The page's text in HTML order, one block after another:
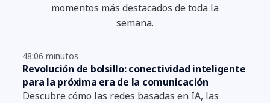
momentos más destacados de toda la
semana.
48:06 minutos
Revolución de bolsillo: conectividad inteligente
para la próxima era de la comunicación
Descubre cómo las redes basadas en IA, las